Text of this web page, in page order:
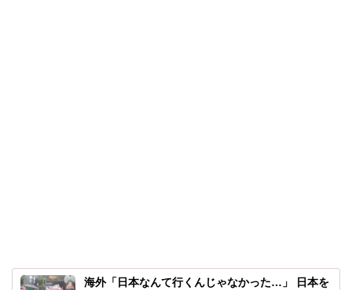
海外「日本なんて行くんじゃなかった…」 日本を